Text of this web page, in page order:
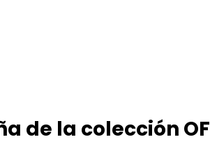
de la colección OF